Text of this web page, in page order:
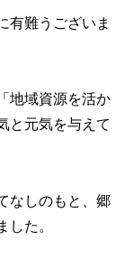
有難うございま
地域資源を活か
と元気を与えて
なしのもと、郷
した。